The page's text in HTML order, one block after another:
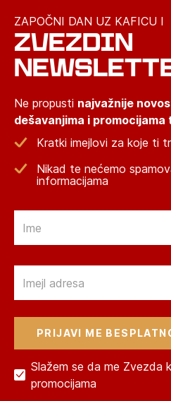
ZAPOČNI DAN UZ KAFICU I
ZVEZDIN
Ne propusti najvažnije
dešavanjima i promocijama
Kratki imejlovi za koje ti
Nikad te nećemo
informacijama
Slažem se da me Zvezda
promocijama